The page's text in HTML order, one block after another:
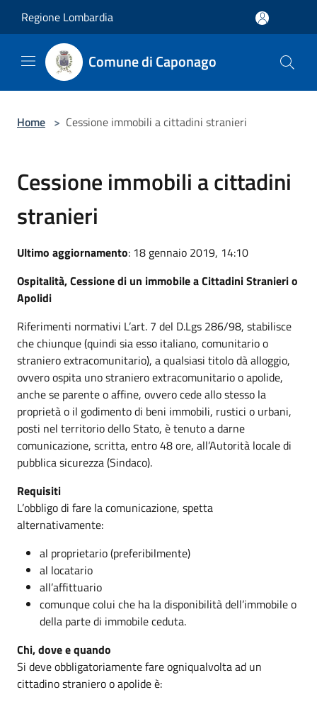
Regione Lombardia
Comune di Caponago
Home > Cessione immobili a cittadini stranieri
Cessione immobili a cittadini
stranieri
Ultimo aggiornamento: 18 gennaio 2019, 14:10
Ospitalità, Cessione di un immobile a Cittadini Stranieri o
Apolidi
Riferimenti normativi L’art. 7 del D.Lgs 286/98, stabilisce
che chiunque (quindi sia esso italiano, comunitario o
straniero extracomunitario), a qualsiasi titolo dà alloggio,
ovvero ospita uno straniero extracomunitario o apolide,
anche se parente o affine, ovvero cede allo stesso la
proprietà o il godimento di beni immobili, rustici o urbani,
posti nel territorio dello Stato, è tenuto a darne
comunicazione, scritta, entro 48 ore, all’Autorità locale di
pubblica sicurezza (Sindaco).
Requisiti
L’obbligo di fare la comunicazione, spetta
alternativamente:
al proprietario (preferibilmente)
al locatario
all’affittuario
comunque colui che ha la disponibilità dell’immobile o
della parte di immobile ceduta.
Chi, dove e quando
Si deve obbligatoriamente fare ogniqualvolta ad un
cittadino straniero o apolide è: